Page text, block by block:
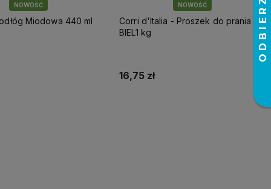
NOWOŚĆ
Miodowa 440 ml
NOWOŚĆ
Corri d'Italia - Proszek do prania
BIEL1 kg
16,75 zł